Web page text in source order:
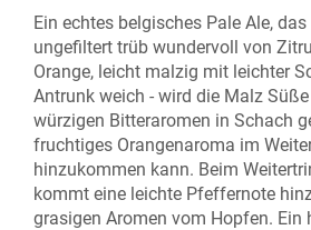
Ein echtes belgisches Pale Ale,
ungefiltert trüb wundervoll von
Orange, leicht malzig mit leichter
Antrunk weich - wird die Malz
würzigen Bitteraromen in Schach
fruchtiges Orangenaroma im
hinzukommen kann. Beim
kommt eine leichte Pfeffernote
grasigen Aromen vom Hopfen. Ein